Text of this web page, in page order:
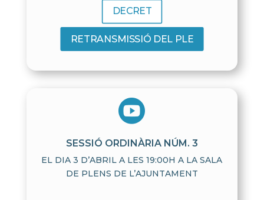
DECRET
RETRANSMISSIÓ DEL PLE

SESSIÓ ORDINÀRIA NÚM. 3
EL DIA 3 D’ABRIL A LES 19:00H A LA SALA
DE PLENS DE L’AJUNTAMENT